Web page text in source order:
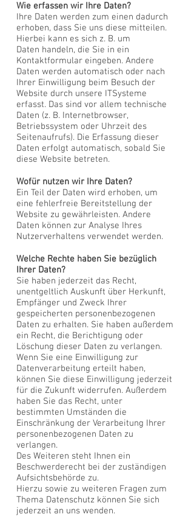
Wie erfassen wir Ihre Daten?
Ihre Daten werden zum einen dadurch
erhoben, dass Sie uns diese mitteilen.
Hierbei kann es sich z. B. um
Daten handeln, die Sie in ein
Kontaktformular eingeben. Andere
Daten werden automatisch oder nach
Ihrer Einwilligung beim Besuch der
Website durch unsere ITSysteme
erfasst. Das sind vor allem technische
Daten (z. B. Internetbrowser,
Betriebssystem oder Uhrzeit des
Seitenaufrufs). Die Erfassung dieser
Daten erfolgt automatisch, sobald Sie
diese Website betreten.
Wofür nutzen wir Ihre Daten?
Ein Teil der Daten wird erhoben, um
eine fehlerfreie Bereitstellung der
Website zu gewährleisten. Andere
Daten können zur Analyse Ihres
Nutzerverhaltens verwendet werden.
Welche Rechte haben Sie bezüglich
Ihrer Daten?
Sie haben jederzeit das Recht,
unentgeltlich Auskunft über Herkunft,
Empfänger und Zweck Ihrer
gespeicherten personenbezogenen
Daten zu erhalten. Sie haben außerdem
ein Recht, die Berichtigung oder
Löschung dieser Daten zu verlangen.
Wenn Sie eine Einwilligung zur
Datenverarbeitung erteilt haben,
können Sie diese Einwilligung jederzeit
für die Zukunft widerrufen. Außerdem
haben Sie das Recht, unter
bestimmten Umständen die
Einschränkung der Verarbeitung Ihrer
personenbezogenen Daten zu
verlangen.
Des Weiteren steht Ihnen ein
Beschwerderecht bei der zuständigen
Aufsichtsbehörde zu.
Hierzu sowie zu weiteren Fragen zum
Thema Datenschutz können Sie sich
jederzeit an uns wenden.